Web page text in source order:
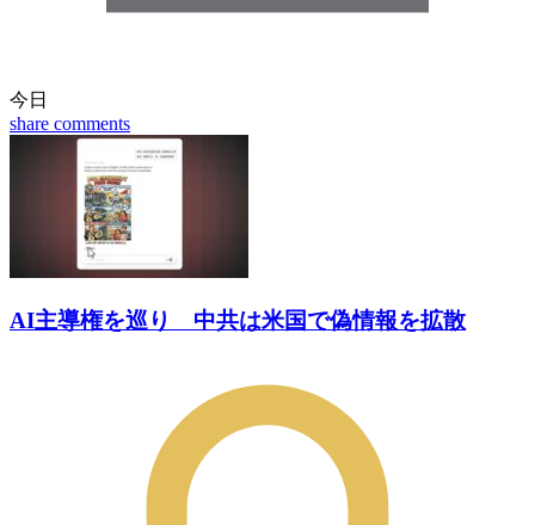
今日
share comments
AI主導権を巡り 中共は米国で偽情報を拡散